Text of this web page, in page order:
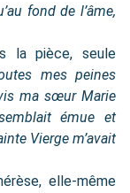
fond de l’âme,
la pièce, seule
mes peines
ma sœur Marie
émue et
Vierge m’avait
elle-même